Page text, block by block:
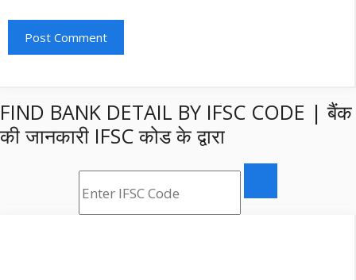
FIND BANK DETAIL BY IFSC CODE | बैंक
की जानकारी IFSC कोड के द्वारा